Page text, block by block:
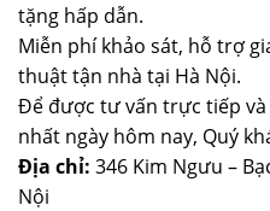
tặng hấp dẫn.
Miễn phí khảo sát, hỗ trợ
thuật tận nhà tại Hà Nội.
Để được tư vấn trực tiếp
nhất ngày hôm nay, Quý
Địa chỉ: 346 Kim Ngưu –
Nội